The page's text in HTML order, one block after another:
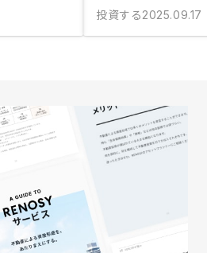
投資する2025.09.17